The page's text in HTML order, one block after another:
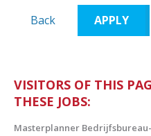
VISITORS OF THIS
THESE JOBS:
Masterplanner